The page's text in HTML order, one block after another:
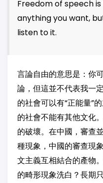
Freedom of speech
anything you want,
listen to it.
言論自由的意思是：你
論，但這並不代表我一
的社會可以有“正能量”
的社會不能有其他文化
的破壞。在中國，審查
種現象，中國的審查現
文主義互相結合的產物
的畸形現象洗白？長期